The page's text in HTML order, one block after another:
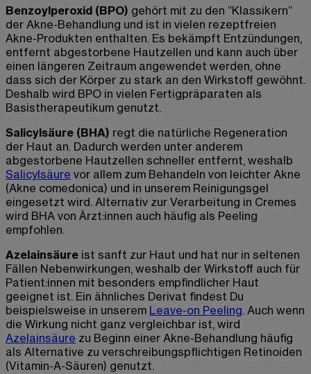
Benzoylperoxid (BPO) gehört mit zu den “Klassikern”
der Akne-Behandlung und ist in vielen rezeptfreien
Akne-Produkten enthalten. Es bekämpft Entzündungen,
entfernt abgestorbene Hautzellen und kann auch über
einen längeren Zeitraum angewendet werden, ohne
dass sich der Körper zu stark an den Wirkstoff gewöhnt.
Deshalb wird BPO in vielen Fertigpräparaten als
Basistherapeutikum genutzt.
Salicylsäure (BHA) regt die natürliche Regeneration
der Haut an. Dadurch werden unter anderem
abgestorbene Hautzellen schneller entfernt, weshalb
Salicylsäure vor allem zum Behandeln von leichter Akne
(Akne comedonica) und in unserem Reinigungsgel
eingesetzt wird. Alternativ zur Verarbeitung in Cremes
wird BHA von Ärzt:innen auch häufig als Peeling
empfohlen.
Azelainsäure ist sanft zur Haut und hat nur in seltenen
Fällen Nebenwirkungen, weshalb der Wirkstoff auch für
Patient:innen mit besonders empfindlicher Haut
geeignet ist. Ein ähnliches Derivat findest Du
beispielsweise in unserem Leave-on Peeling. Auch wenn
die Wirkung nicht ganz vergleichbar ist, wird
Azelainsäure zu Beginn einer Akne-Behandlung häufig
als Alternative zu verschreibungspflichtigen Retinoiden
(Vitamin-A-Säuren) genutzt.